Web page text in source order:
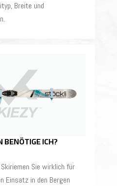
Breite und
BENÖTIGE ICH?
Sie wirklich für
Einsatz in den Bergen